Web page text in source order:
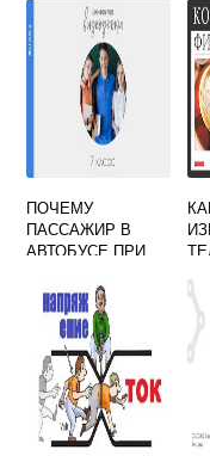
ПОЧЕМУ
ПАССАЖИР В
АВТОБУСЕ ПРИ
ТОРМОЖЕНИИ
ПАДАЕТ ВПЕРЕД
ФИЗИКА 7 КЛАСС